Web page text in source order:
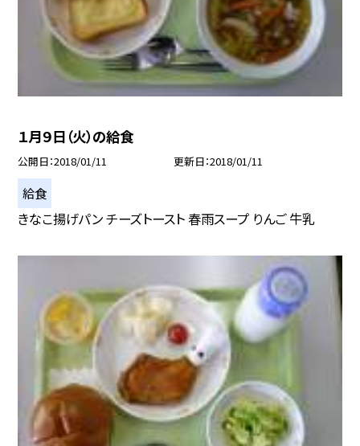
１月９日（火）の給食
公開日 2018/01/11 更新日 2018/01/11
給食
きなこ揚げパン チーズトースト 春雨スープ りんご 牛乳